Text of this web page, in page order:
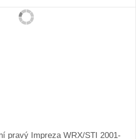
pravý Impreza WRX/STI 2001-